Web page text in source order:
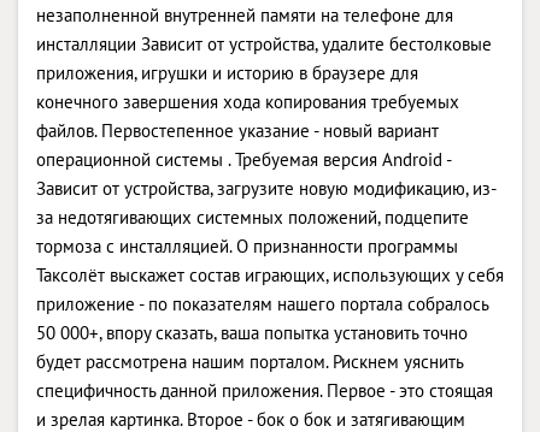
незаполненной внутренней памяти на телефоне для
инсталляции Зависит от устройства, удалите бестолковые
приложения, игрушки и историю в браузере для
конечного завершения хода копирования требуемых
файлов. Первостепенное указание - новый вариант
операционной системы . Требуемая версия Android -
Зависит от устройства, загрузите новую модификацию, из-
за недотягивающих системных положений, подцепите
тормоза с инсталляцией. О признанности программы
Таксолёт выскажет состав играющих, использующих у себя
приложение - по показателям нашего портала собралось
50 000+, впору сказать, ваша попытка установить точно
будет рассмотрена нашим порталом. Рискнем уяснить
специфичность данной приложения. Первое - это стоящая
и зрелая картинка. Второе - бок о бок и затягивающим